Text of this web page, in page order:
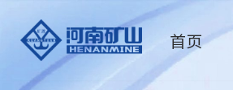
跳
正
首页